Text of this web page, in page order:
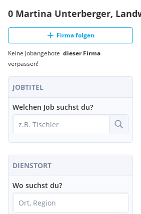
0 Martina Unterberger,
Firma folgen
Keine Jobangebote dieser Firma
verpassen!
JOBTITEL
Welchen Job suchst du?
DIENSTORT
Wo suchst du?